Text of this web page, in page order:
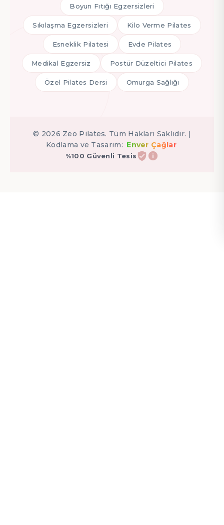
Boyun Fıtığı Egzersizleri
Sıkılaşma Egzersizleri Kilo Verme Pilates
Esneklik Pilatesi Evde Pilates
Medikal Egzersiz Postür Düzeltici Pilates
Özel Pilates Dersi Omurga Sağlığı
© 2026 Zeo Pilates. Tüm Hakları Saklıdır. |
Kodlama ve Tasarım: Enver Çağlar
%100 Güvenli Tesis